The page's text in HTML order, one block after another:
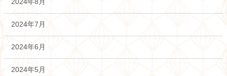
2024年8月
2024年7月
2024年6月
2024年5月